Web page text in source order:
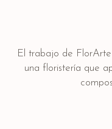
El trabajo de
una floristería que